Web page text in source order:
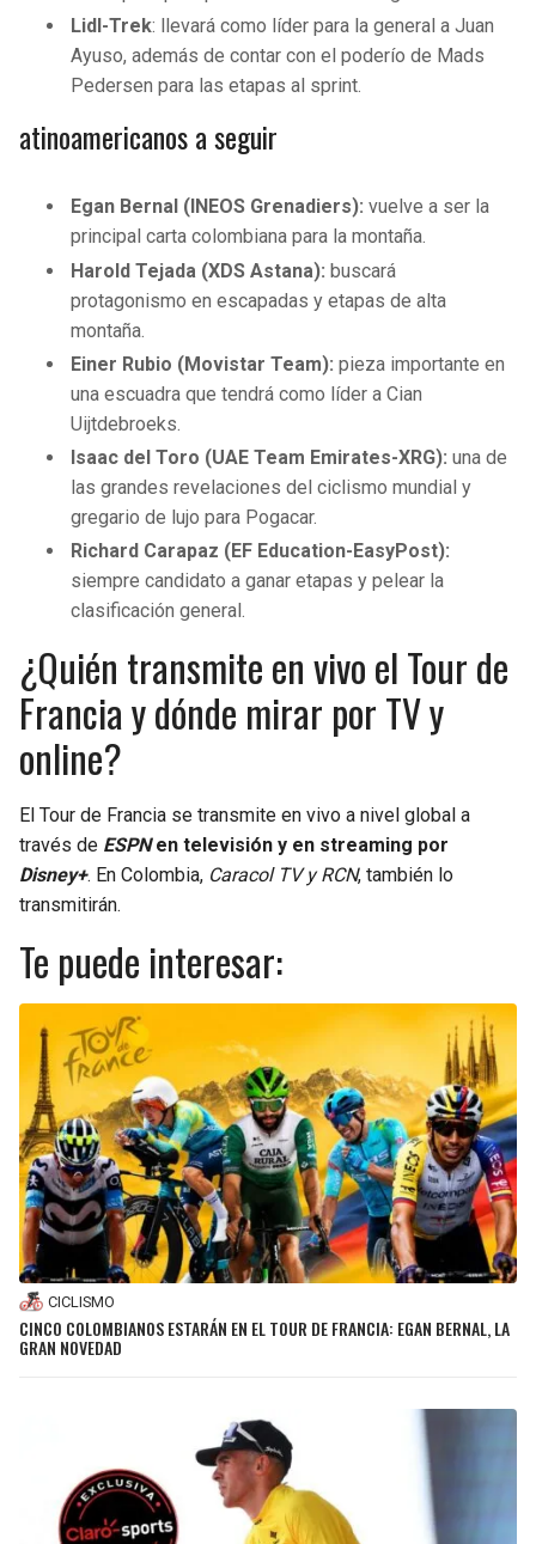
Lidl-Trek: llevará como líder para la general a Juan
Ayuso, además de contar con el poderío de Mads
Pedersen para las etapas al sprint.
atinoamericanos a seguir
Egan Bernal (INEOS Grenadiers): vuelve a ser la
principal carta colombiana para la montaña.
Harold Tejada (XDS Astana): buscará
protagonismo en escapadas y etapas de alta
montaña.
Einer Rubio (Movistar Team): pieza importante en
una escuadra que tendrá como líder a Cian
Uijtdebroeks.
Isaac del Toro (UAE Team Emirates-XRG): una de
las grandes revelaciones del ciclismo mundial y
gregario de lujo para Pogacar.
Richard Carapaz (EF Education-EasyPost):
siempre candidato a ganar etapas y pelear la
clasificación general.
¿Quién transmite en vivo el Tour de
Francia y dónde mirar por TV y
online?
El Tour de Francia se transmite en vivo a nivel global a
través de ESPN en televisión y en streaming por
Disney+. En Colombia, Caracol TV y RCN, también lo
transmitirán.
Te puede interesar:
CICLISMO
CINCO COLOMBIANOS ESTARÁN EN EL TOUR DE FRANCIA: EGAN BERNAL, LA
GRAN NOVEDAD